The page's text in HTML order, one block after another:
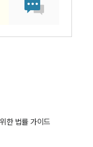
한 법률 가이드